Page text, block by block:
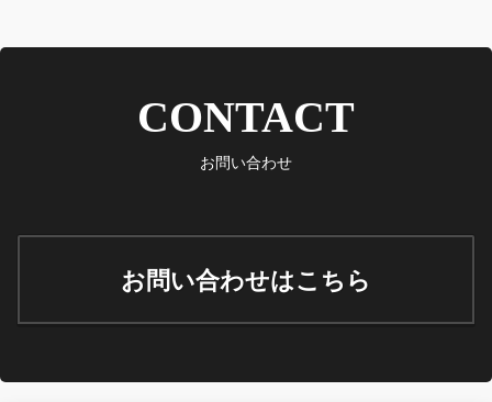
CONTACT
お問い合わせ
お問い合わせはこちら